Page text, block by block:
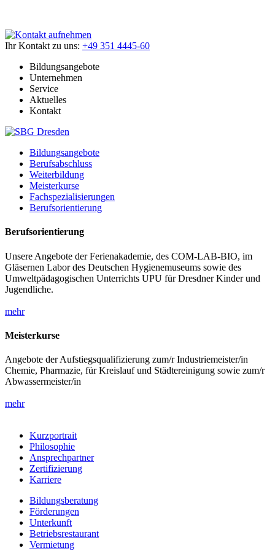
Ihr Kontakt zu uns: +49 351 4445-60
Bildungsangebote
Unternehmen
Service
Aktuelles
Kontakt
Bildungsangebote
Berufsabschluss
Weiterbildung
Meisterkurse
Fachspezialisierungen
Berufsorientierung
Berufsorientierung
Unsere Angebote der Ferienakademie, des COM-LAB-BIO, im
Gläsernen Labor des Deutschen Hygienemuseums sowie des
Umweltpädagogischen Unterrichts UPU für Dresdner Kinder und
Jugendliche.
mehr
Meisterkurse
Angebote der Aufstiegsqualifizierung zum/r Industriemeister/in
Chemie, Pharmazie, für Kreislauf und Städtereinigung sowie zum/r
Abwassermeister/in
mehr
Kurzportrait
Philosophie
Ansprechpartner
Zertifizierung
Karriere
Bildungsberatung
Förderungen
Unterkunft
Betriebsrestaurant
Vermietung